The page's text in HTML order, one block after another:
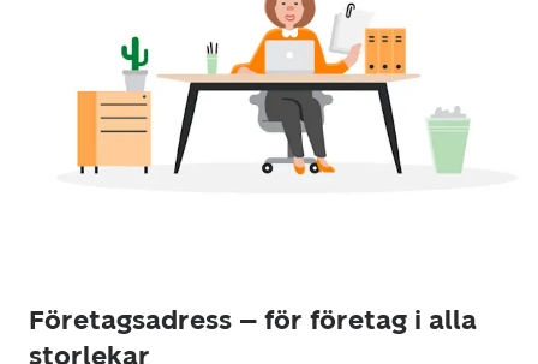
Företagsadress – för företag i alla
storlekar